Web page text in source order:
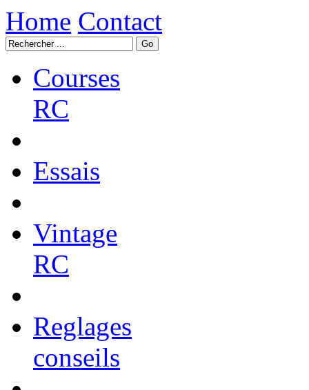
Home Contact
Courses
RC
Essais
Vintage
RC
Reglages
conseils